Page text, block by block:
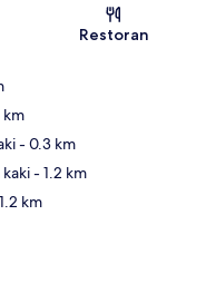
Restoran
km
- 0.3 km
- 1.2 km
km